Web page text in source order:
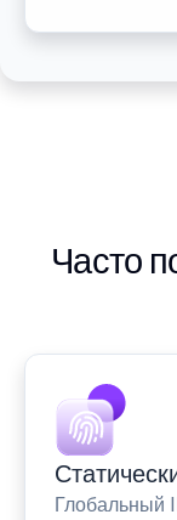
Часто
Глобальный